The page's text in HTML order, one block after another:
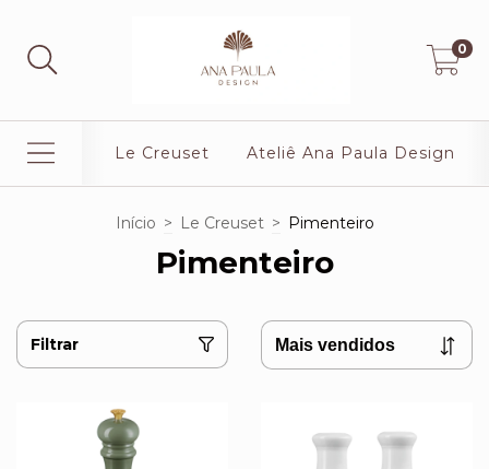
0
Le Creuset Ateliê Ana Paula Design
Início > Le Creuset > Pimenteiro
Pimenteiro
Filtrar